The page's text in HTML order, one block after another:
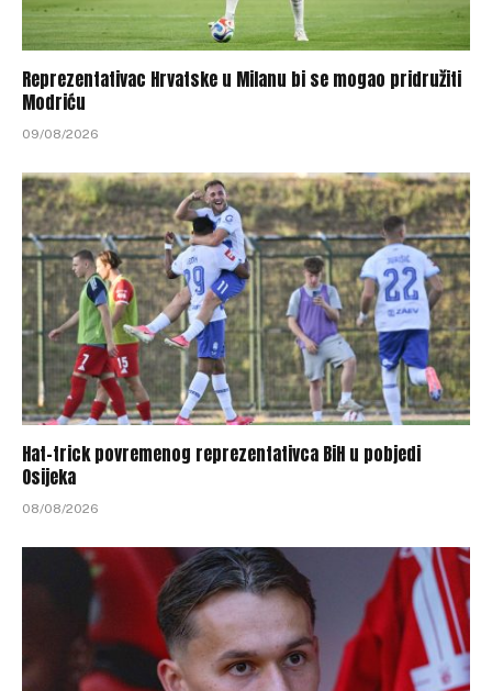
Reprezentativac Hrvatske u Milanu bi se mogao pridružiti
Modriću
09/08/2026
Hat-trick povremenog reprezentativca BiH u pobjedi
Osijeka
08/08/2026